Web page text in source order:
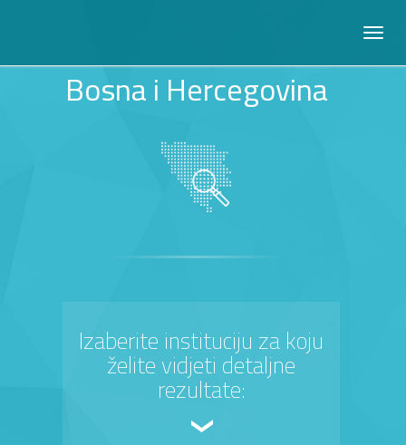
Bosna i Hercegovina
Izaberite instituciju za koju
želite vidjeti detaljne
rezultate: